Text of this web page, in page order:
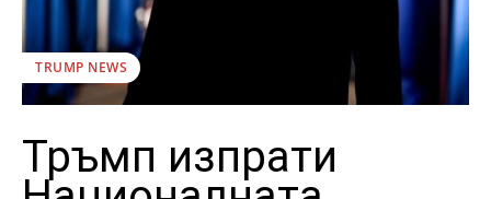
TRUMP NEWS
Тръмп изпрати